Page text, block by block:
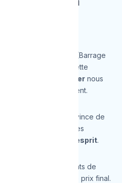
parfaitement Eupen (Barrage
Centre historique). Cette
service de plombier nous
et efficacement.
stratégique en Province de
arrivée en 30 minutes
totale
tranquillité d'esprit.
pour les habitants de
le prix annoncé est le prix final.